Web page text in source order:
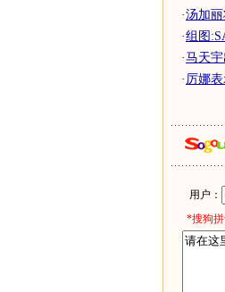
·汤加
·组图
·马天
· 厉娜
用户：
*搜狗